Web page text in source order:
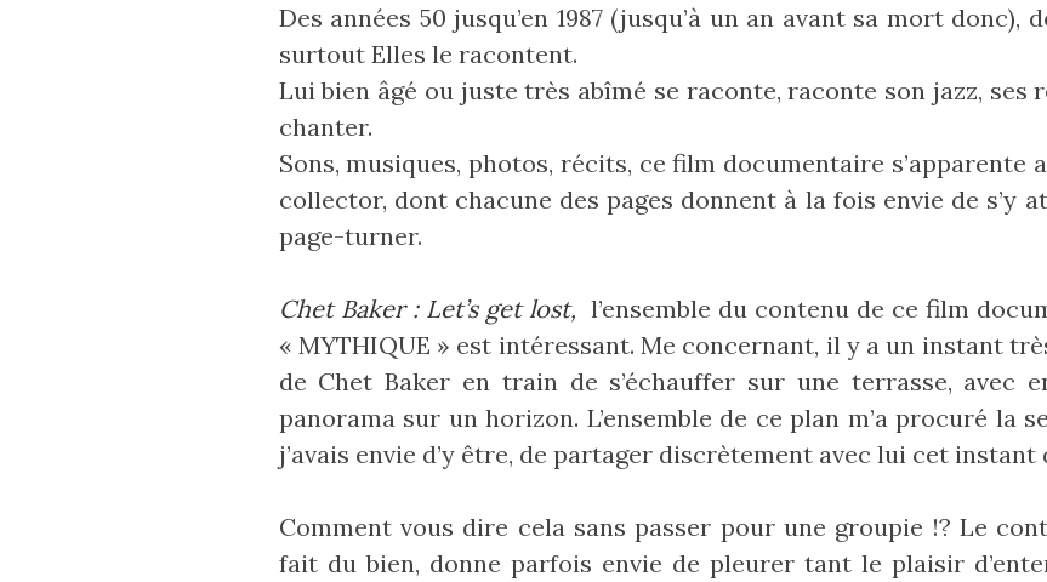
Des années 50 jusqu’en 1987 (jusqu’à un an avant sa mort donc),
surtout Elles le racontent.
Lui bien âgé ou juste très abîmé se raconte, raconte son jazz, ses
chanter.‎
Sons, musiques, photos, récits, ce film documentaire s’apparente
collector, dont chacune des pages donnent à la fois envie de s’y
page-turner.
Chet Baker : Let’s get lost, l’ensemble du contenu de ce film
« MYTHIQUE » est intéressant. Me concernant, il y a un instant
de Chet Baker en train de s’échauffer sur une terrasse, avec
panorama sur un horizon. L’ensemble de ce plan m’a procuré la
j’avais envie d’y être, de partager discrètement avec lui cet instant
Comment vous dire cela sans passer pour une groupie !? Le
fait du bien, donne parfois envie de pleurer tant le plaisir